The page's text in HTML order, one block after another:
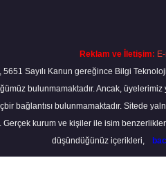
Reklam ve İletişim:
5651 Sayılı Kanun gereğince Bilgi
bulunmamaktadır. Ancak,
bağlantısı bulunmamaktadır. Sitede
Gerçek kurum ve kişiler ile isim
düşündüğünüz içerikleri,